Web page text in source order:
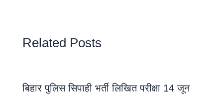
Related Posts
बिहार पुलिस सिपाही भर्ती लिखित परीक्षा 14 जून